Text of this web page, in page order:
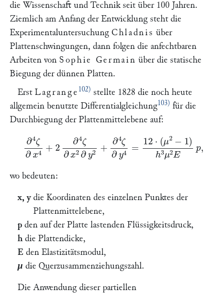
die Wissenschaft und Technik seit über 100 Jahren.
Ziemlich am Anfang der Entwicklung steht die
Experimentaluntersuchung Chladnis über
Plattenschwingungen, dann folgen die anfechtbaren
Arbeiten von Sophie Germain über die statische
Biegung der dünnen Platten.
Erst Lagrange 102) stellte 1828 die noch heute
allgemein benutzte Differentialgleichung103) für die
Durchbiegung der Plattenmittelebene auf:
∂4ζ ∂ ∂x 2 ζ∂ y4 ⋅ (μ − )h 2 E
wo bedeuten:
x, ydie Koordinaten des einzelnen Punktes der
Plattenmittelebene,
p den auf der Platte lastenden Flüssigkeitsdruck,
h die Plattendicke,
E den Elastizitätsmodul,
μ die Querzusammenziehungszahl.
Die Anwendung dieser partiellen